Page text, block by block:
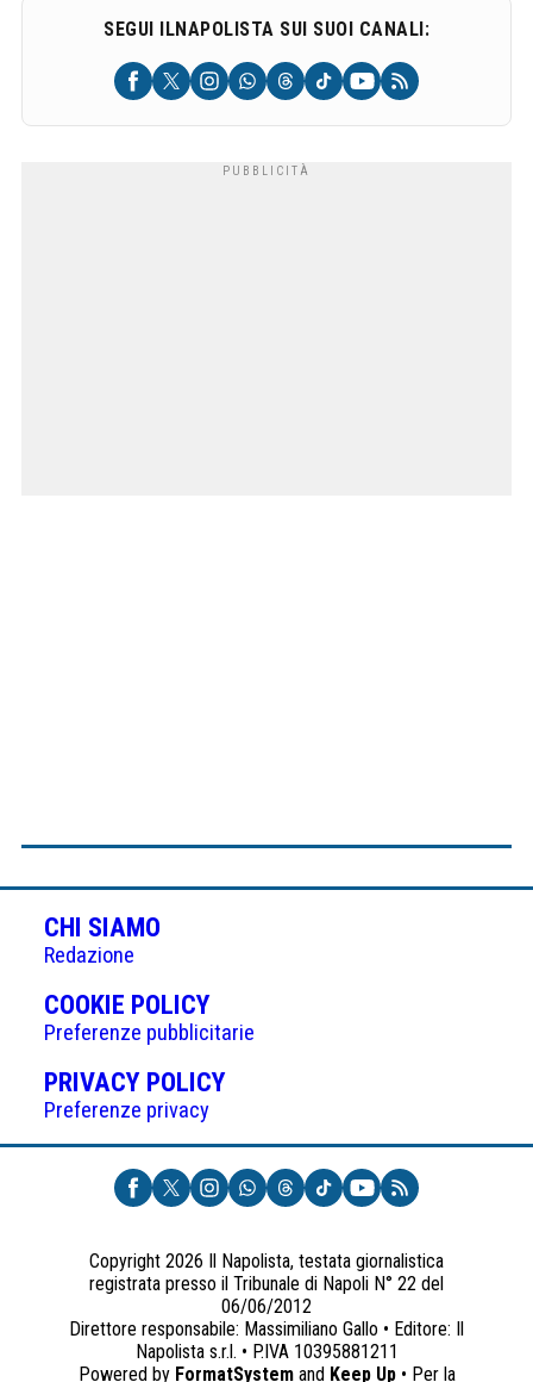
SEGUI ILNAPOLISTA SUI SUOI CANALI:
CHI SIAMO
Redazione
COOKIE POLICY(APRE
IN
UNA
NUOVA
Preferenze pubblicitarie
PRIVACY POLICY(APRE
UNA
NUOVA
SCHEDA)
Preferenze privacy
Copyright 2026 Il Napolista, testata giornalistica
registrata presso il Tribunale di Napoli N° 22 del
06/06/2012
Direttore responsabile: Massimiliano Gallo • Editore: Il
Napolista s.r.l. • P.IVA 10395881211
Powered by FormatSystemand Keep Up• Per la